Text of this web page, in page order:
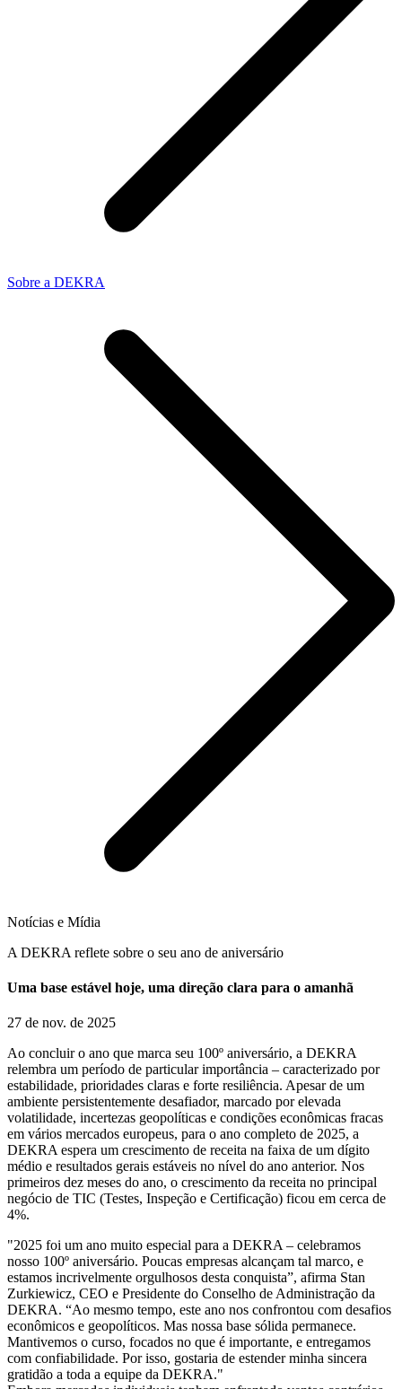
Sobre a DEKRA
Notícias e Mídia
A DEKRA reflete sobre o seu ano de aniversário
Uma base estável hoje, uma direção clara para o amanhã
27 de nov. de 2025
Ao concluir o ano que marca seu 100º aniversário, a DEKRA
relembra um período de particular importância – caracterizado por
estabilidade, prioridades claras e forte resiliência. Apesar de um
ambiente persistentemente desafiador, marcado por elevada
volatilidade, incertezas geopolíticas e condições econômicas fracas
em vários mercados europeus, para o ano completo de 2025, a
DEKRA espera um crescimento de receita na faixa de um dígito
médio e resultados gerais estáveis no nível do ano anterior. Nos
primeiros dez meses do ano, o crescimento da receita no principal
negócio de TIC (Testes, Inspeção e Certificação) ficou em cerca de
4%.
"2025 foi um ano muito especial para a DEKRA – celebramos
nosso 100º aniversário. Poucas empresas alcançam tal marco, e
estamos incrivelmente orgulhosos desta conquista”, afirma Stan
Zurkiewicz, CEO e Presidente do Conselho de Administração da
DEKRA. “Ao mesmo tempo, este ano nos confrontou com desafios
econômicos e geopolíticos. Mas nossa base sólida permanece.
Mantivemos o curso, focados no que é importante, e entregamos
com confiabilidade. Por isso, gostaria de estender minha sincera
gratidão a toda a equipe da DEKRA."